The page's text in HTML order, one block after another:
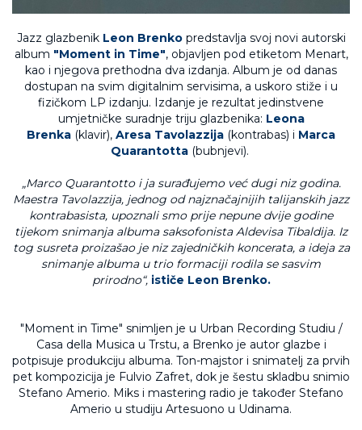
Jazz glazbenik Leon Brenko predstavlja svoj novi autorski
album "Moment in Time", objavljen pod etiketom Menart,
kao i njegova prethodna dva izdanja. Album je od danas
dostupan na svim digitalnim servisima, a uskoro stiže i u
fizičkom LP izdanju. Izdanje je rezultat jedinstvene
umjetničke suradnje triju glazbenika: Leona
Brenka (klavir), Aresa Tavolazzija (kontrabas) i Marca
Quarantotta(bubnjevi).
„Marco Quarantotto i ja surađujemo već dugi niz godina.
Maestra Tavolazzija, jednog od najznačajnijih talijanskih jazz
kontrabasista, upoznali smo prije nepune dvije godine
tijekom snimanja albuma saksofonista Aldevisa Tibaldija. Iz
tog susreta proizašao je niz zajedničkih koncerata, a ideja za
snimanje albuma u trio formaciji rodila se sasvim
prirodno“, ističe Leon Brenko.
"Moment in Time" snimljen je u Urban Recording Studiu /
Casa della Musica u Trstu, a Brenko je autor glazbe i
potpisuje produkciju albuma. Ton-majstor i snimatelj za prvih
pet kompozicija je Fulvio Zafret, dok je šestu skladbu snimio
Stefano Amerio. Miks i mastering radio je također Stefano
Amerio u studiju Artesuono u Udinama.